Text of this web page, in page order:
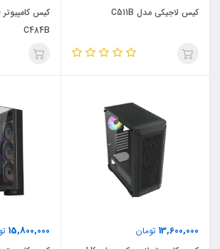
کیس لاجیکی مدل C511B
C484B
13,600,000 تومان
15,800,000